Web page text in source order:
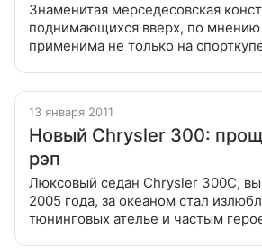
Знаменитая мерседесовская
поднимающихся вверх, по мнению
применима не только на
13 января 2011
Новый Chrysler 300:
рэп
Люксовый седан Chrysler 300C,
2005 года, за океаном стал
тюнинговых ателье и частым